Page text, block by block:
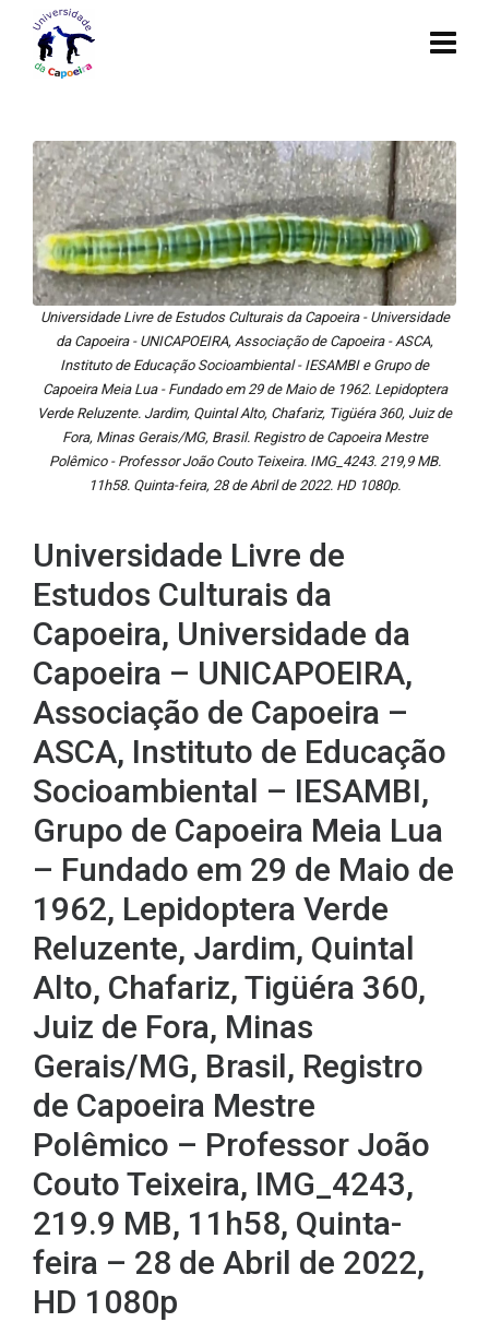
Universidade Livre de Estudos Culturais da Capoeira - Universidade
da Capoeira - UNICAPOEIRA, Associação de Capoeira - ASCA,
Instituto de Educação Socioambiental - IESAMBI e Grupo de
Capoeira Meia Lua - Fundado em 29 de Maio de 1962. Lepidoptera
Verde Reluzente. Jardim, Quintal Alto, Chafariz, Tigüéra 360, Juiz de
Fora, Minas Gerais/MG, Brasil. Registro de Capoeira Mestre
Polêmico - Professor João Couto Teixeira. IMG_4243. 219,9 MB.
11h58. Quinta-feira, 28 de Abril de 2022. HD 1080p.
Universidade Livre de
Estudos Culturais da
Capoeira, Universidade da
Capoeira – UNICAPOEIRA,
Associação de Capoeira –
ASCA, Instituto de Educação
Socioambiental – IESAMBI,
Grupo de Capoeira Meia Lua
– Fundado em 29 de Maio de
1962, Lepidoptera Verde
Reluzente, Jardim, Quintal
Alto, Chafariz, Tigüéra 360,
Juiz de Fora, Minas
Gerais/MG, Brasil, Registro
de Capoeira Mestre
Polêmico – Professor João
Couto Teixeira, IMG_4243,
219.9 MB, 11h58, Quinta-
feira – 28 de Abril de 2022,
HD 1080p